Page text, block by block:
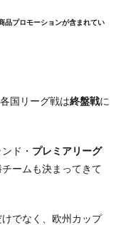
品プロモーションが含まれてい
国リーグ戦は終盤戦に
ド・ プレミアリーグ
ームも決まってきて
でなく、欧州カップ